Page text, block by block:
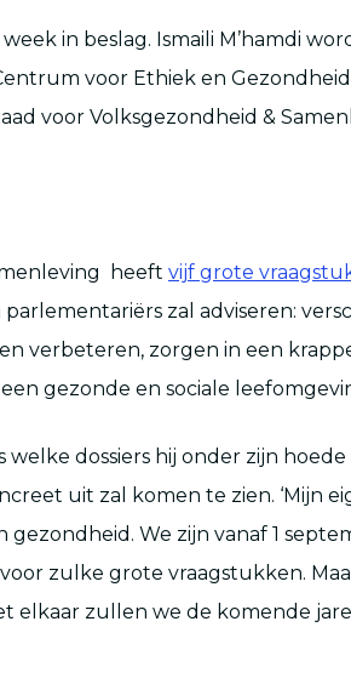
in beslag. Ismaili M’hamdi
voor Ethiek en
voor Volksgezondheid &
heeft vijf grote
zal adviseren:
verbeteren, zorgen in een
gezonde en sociale
welke dossiers hij onder zijn hoede
uit zal komen te zien. ‘Mijn
We zijn vanaf 1
zulke grote vraagstukken.
elkaar zullen we de komende